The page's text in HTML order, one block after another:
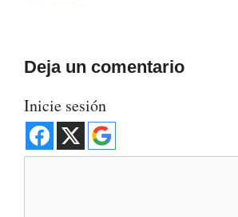
Deja un comentario
Inicie sesión